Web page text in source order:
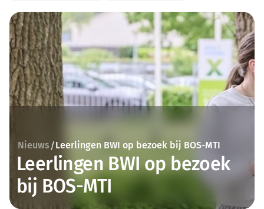
Nieuws /Leerlingen BWI op bezoek bij BOS-MTI
Leerlingen BWI op bezoek
bij BOS-MTI